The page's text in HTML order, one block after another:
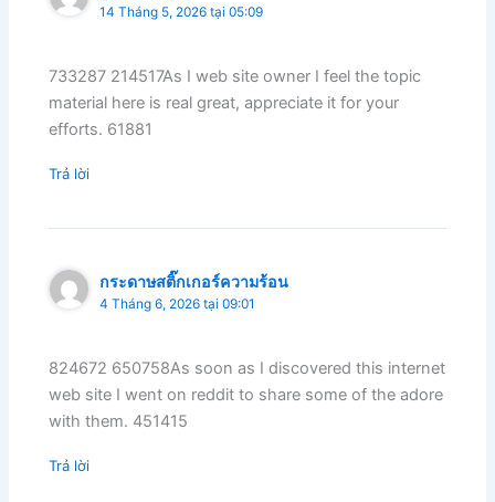
14 Tháng 5, 2026 tại 05:09
733287 214517As I web site owner I feel the topic
material here is real great, appreciate it for your
efforts. 61881
Trả lời
กระดาษสติ๊กเกอร์ความร้อน
4 Tháng 6, 2026 tại 09:01
824672 650758As soon as I discovered this internet
web site I went on reddit to share some of the adore
with them. 451415
Trả lời